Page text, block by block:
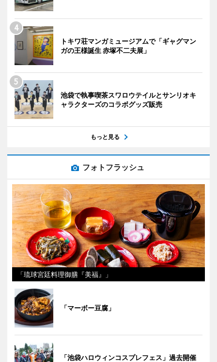
トキワ荘マンガミュージアムで「ギャグマン
ガの王様誕生 赤塚不二夫展」
池袋で執事喫茶スワロウテイルとサンリオキ
ャラクターズのコラボグッズ販売
もっと見る
フォトフラッシュ
「琉球宮廷料理御膳『美福』」
「マーボー豆腐」
「池袋ハロウィンコスプレフェス」過去開催